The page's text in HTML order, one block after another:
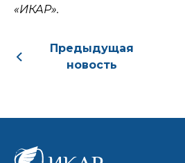
принимаете
«ИКАР».
Предыдущая
новость